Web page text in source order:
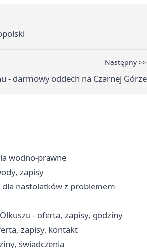
Następny >>
- darmowy oddech na Czarnej Górze
wodno-prawne
zapisy
dla nastolatków z problemem
- oferta, zapisy, godziny
zapisy, kontakt
świadczenia